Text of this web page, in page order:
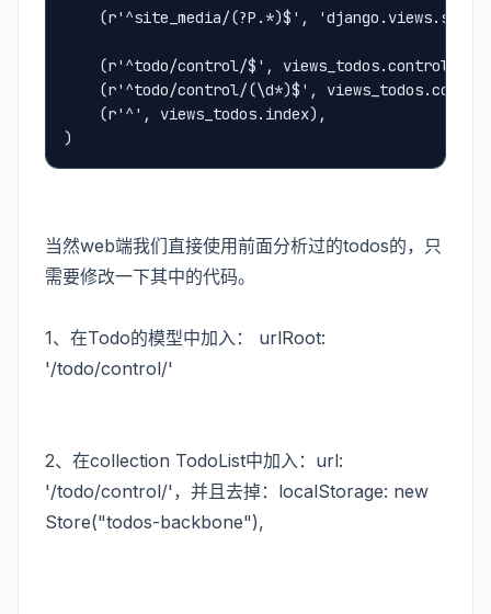
(r'^site_media/(?P.*)$',
(r'^todo/control/$',
(r'^todo/control/(\d*)$',
    (r'^', views_todos.index),
)
当然web端我们直接使用前面分析过的todos的，只
需要修改一下其中的代码。
1、在Todo的模型中加入： urlRoot:
'/todo/control/'
2、在collection TodoList中加入：url:
'/todo/control/'，并且去掉：localStorage: new
Store("todos-backbone"),